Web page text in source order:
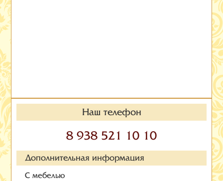
Наш телефон
8 938 521 10 10
Дополнительная информация
С мебелью